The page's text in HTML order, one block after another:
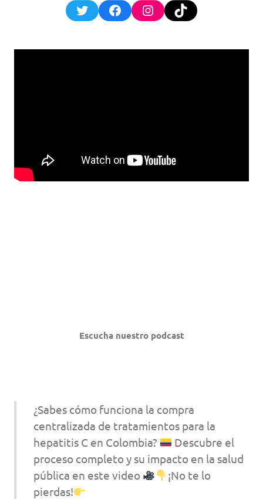
TwitterFacebookInstagram
TikTok
Escucha nuestro podcast
¿Sabes cómo funciona la compra
centralizada de tratamientos para la
hepatitis C en Colombia?
Descubre el
proceso completo y su impacto en la salud
pública en este video
¡No te lo
pierdas!